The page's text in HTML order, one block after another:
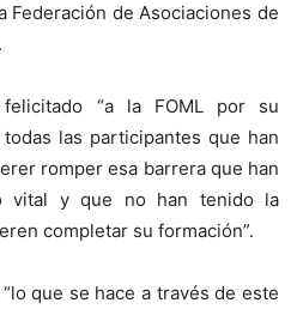
Federación de Asociaciones de
“a la FOML por su
las participantes que han
romper esa barrera que han
vital y que no han tenido la
completar su formación”.
que se hace a través de este